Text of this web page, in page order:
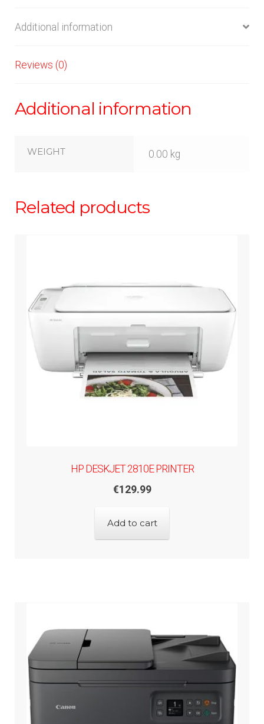
Additional information
Reviews (0)
Additional information
WEIGHT 0.00 kg
Related products
HP DESKJET 2810E PRINTER
€129.99
Add to cart